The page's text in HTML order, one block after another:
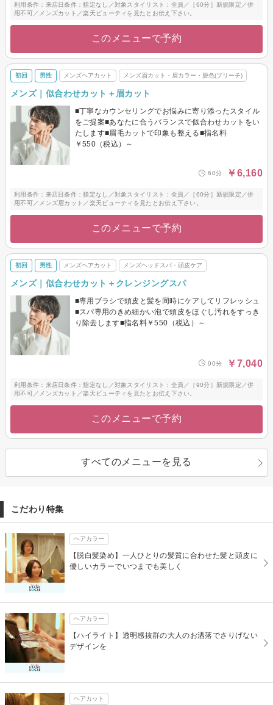
利用条件：来店日条件：指定なし／対象スタイリスト：全員／［60分］新規限定／併
用不可／メンズカット／楽天ビューティを見たとお伝え下さい。
このメニューで予約
初回 男性 メンズヘアカット メンズ眉カット・眉カラー・脱色(ブリーチ)
メンズ｜似合わせカット＋眉カット
■丁寧なカウンセリングでお悩みに寄り添ったスタイル
をご提案■あなたに合うバランスで似合わせカットをい
たします■眉毛カットで印象も整える■指名料
￥550（税込）～
60分 ￥6,160
利用条件：来店日条件：指定なし／対象スタイリスト：全員／［60分］新規限定／併
用不可／メンズ眉カット／楽天ビューティを見たとお伝え下さい。
このメニューで予約
初回 男性 メンズヘアカット メンズヘッドスパ・頭皮ケア
メンズ｜似合わせカット＋クレンジングスパ
■専用ブラシで頭皮と髪を同時にケアしてリフレッシュ
■スパ専用のきめ細かい泡で頭皮をほぐし汚れをすっき
り除去します■指名料￥550（税込）～
90分 ￥7,040
利用条件：来店日条件：指定なし／対象スタイリスト：全員／［90分］新規限定／併
用不可／メンズカット／楽天ビューティを見たとお伝え下さい。
このメニューで予約
すべてのメニューを見る
こだわり特集
ヘアカラー
【脱白髪染め】一人ひとりの髪質に合わせた髪と頭皮に
優しいカラーでいつまでも美しく
ヘアカラー
【ハイライト】透明感抜群の大人のお洒落でさりげない
デザインを
ヘアカット